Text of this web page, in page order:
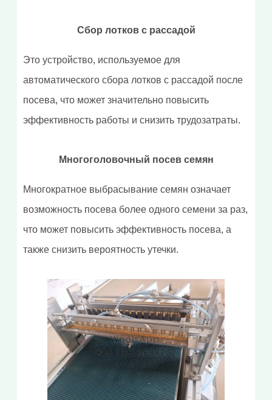
Сбор лотков с рассадой
Это устройство, используемое для
автоматического сбора лотков с рассадой после
посева, что может значительно повысить
эффективность работы и снизить трудозатраты.
Многоголовочный посев семян
Многократное выбрасывание семян означает
возможность посева более одного семени за раз,
что может повысить эффективность посева, а
также снизить вероятность утечки.